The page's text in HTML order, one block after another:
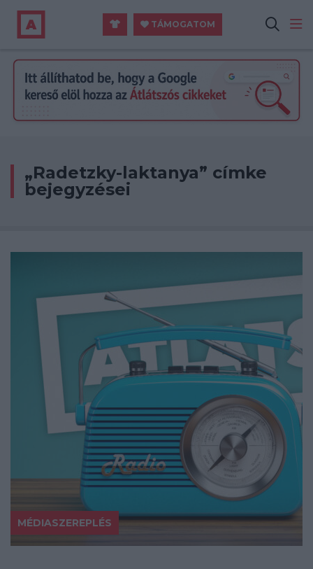
TÁMOGATOM
„Radetzky-laktanya” címke
bejegyzései
MÉDIASZEREPLÉS